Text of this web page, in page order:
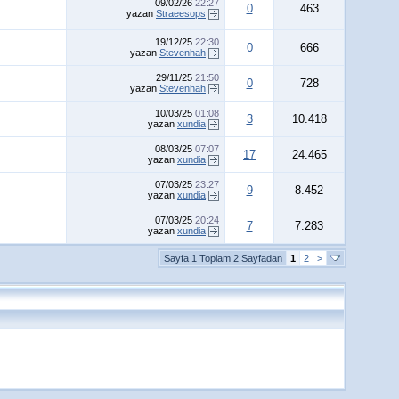
09/02/26 22:27
yazan Straeesops 0 463
19/12/25 22:30
yazan Stevenhah 0 666
29/11/25 21:50
yazan Stevenhah 0 728
10/03/25 01:08
yazan xundia 3 10.418
08/03/25 07:07
yazan xundia 17 24.465
07/03/25 23:27
yazan xundia 9 8.452
07/03/25 20:24
yazan xundia 7 7.283
Sayfa 1 Toplam 2 Sayfadan 1 2 >